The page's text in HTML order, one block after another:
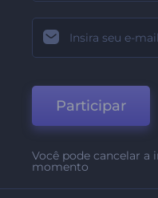
Participar
Você pode cancelar a
momento